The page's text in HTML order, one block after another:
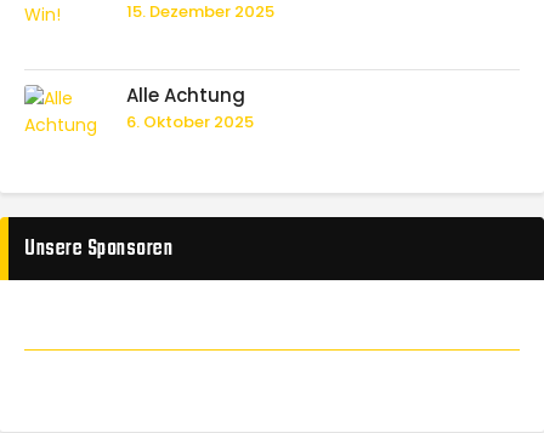
15. Dezember 2025
Alle Achtung
6. Oktober 2025
Unsere Sponsoren